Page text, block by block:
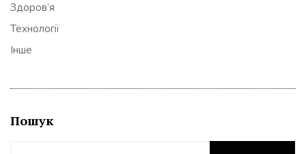
Здоров’я
Технології
Інше
Пошук